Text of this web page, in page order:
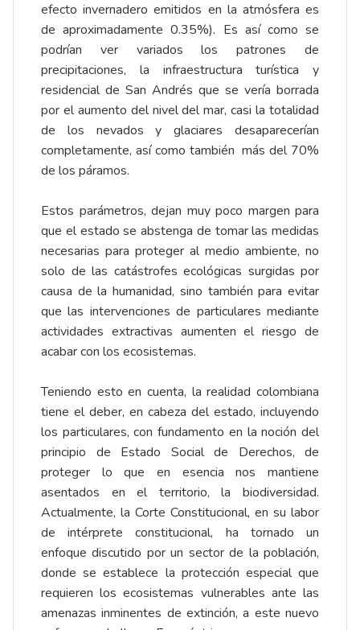
efecto invernadero emitidos en la atmósfera es
de aproximadamente 0.35%). Es así como se
podrían ver variados los patrones de
precipitaciones, la infraestructura turística y
residencial de San Andrés que se vería borrada
por el aumento del nivel del mar, casi la totalidad
de los nevados y glaciares desaparecerían
completamente, así como también más del 70%
de los páramos.
Estos parámetros, dejan muy poco margen para
que el estado se abstenga de tomar las medidas
necesarias para proteger al medio ambiente, no
solo de las catástrofes ecológicas surgidas por
causa de la humanidad, sino también para evitar
que las intervenciones de particulares mediante
actividades extractivas aumenten el riesgo de
acabar con los ecosistemas.
Teniendo esto en cuenta, la realidad colombiana
tiene el deber, en cabeza del estado, incluyendo
los particulares, con fundamento en la noción del
principio de Estado Social de Derechos, de
proteger lo que en esencia nos mantiene
asentados en el territorio, la biodiversidad.
Actualmente, la Corte Constitucional, en su labor
de intérprete constitucional, ha tornado un
enfoque discutido por un sector de la población,
donde se establece la protección especial que
requieren los ecosistemas vulnerables ante las
amenazas inminentes de extinción, a este nuevo